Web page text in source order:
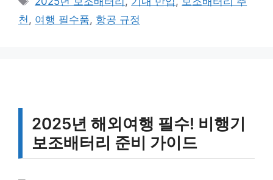
리
그
천, 여행 필수품, 항공 규정
2025년 해외여행 필수! 비행기
보조배터리 준비 가이드